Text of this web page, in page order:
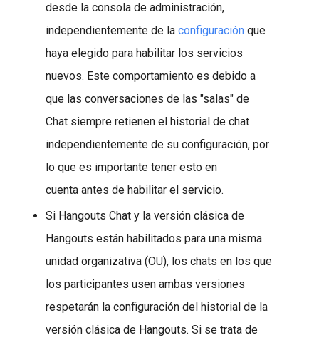
desde la consola de administración,
independientemente de la configuración que
haya elegido para habilitar los servicios
nuevos. Este comportamiento es debido a
que las conversaciones de las "salas" de
Chat siempre retienen el historial de chat
independientemente de su configuración, por
lo que es importante tener esto en
cuenta antes de habilitar el servicio.
Si Hangouts Chat y la versión clásica de
Hangouts están habilitados para una misma
unidad organizativa (OU), los chats en los que
los participantes usen ambas versiones
respetarán la configuración del historial de la
versión clásica de Hangouts. Si se trata de